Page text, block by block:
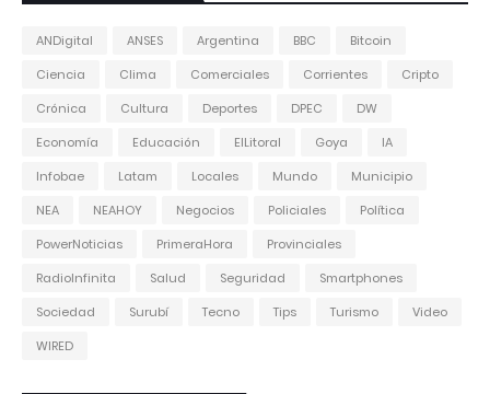
ANDigital ANSES Argentina BBC
Bitcoin
Ciencia
Clima Comerciales Corrientes
Cripto
Crónica
Cultura Deportes DPEC
DW
Economía
Educación ElLitoral Goya
IA
Infobae
Latam Locales Mundo
Municipio
NEA
NEAHOY Negocios Policiales
Política
PowerNoticias
PrimeraHora
Provinciales
RadioInfinita
Salud Seguridad
Smartphones
Sociedad
Surubí Tecno Tips Turismo
Video
WIRED